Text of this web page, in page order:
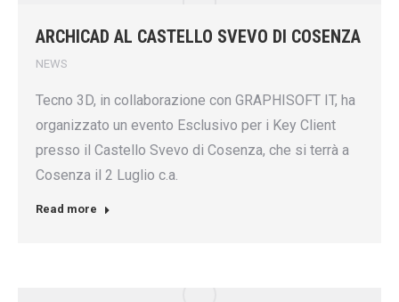
ARCHICAD AL CASTELLO SVEVO DI COSENZA
NEWS
Tecno 3D, in collaborazione con GRAPHISOFT IT, ha
organizzato un evento Esclusivo per i Key Client
presso il Castello Svevo di Cosenza, che si terrà a
Cosenza il 2 Luglio c.a.
Read more